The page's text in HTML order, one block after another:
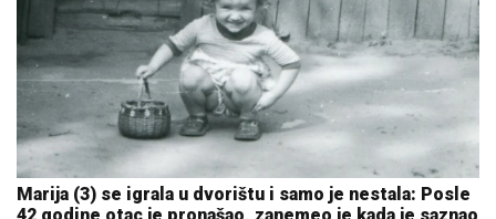
Marija (3) se igrala u dvorištu i samo je nestala: Posle